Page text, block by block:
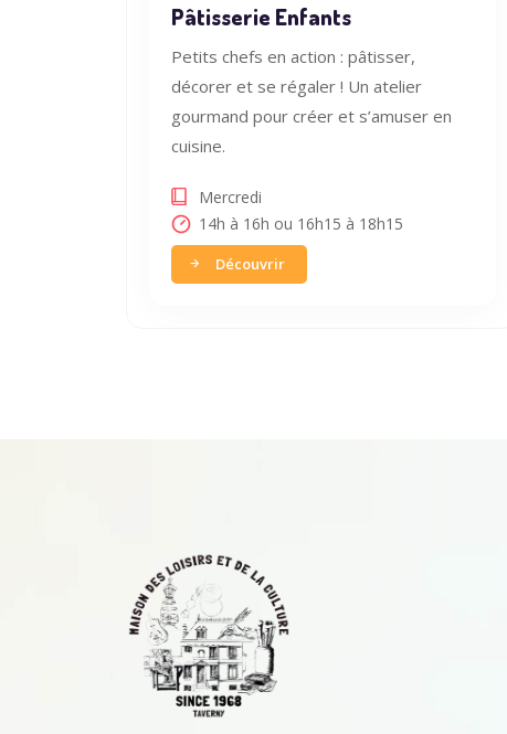
Pâtisserie Enfants
Petits chefs en action : pâtisser,
décorer et se régaler ! Un atelier
gourmand pour créer et s’amuser en
cuisine.
Mercredi
14h à 16h ou 16h15 à 18h15
Découvrir